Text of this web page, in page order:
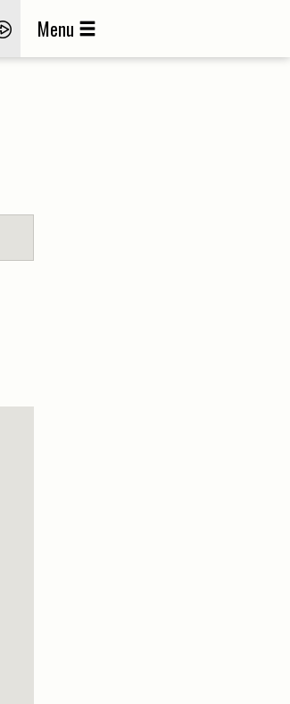
Menu